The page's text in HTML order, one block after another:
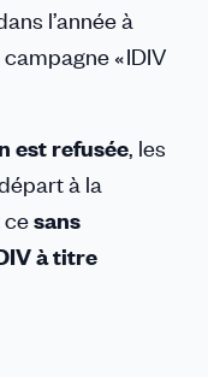
l’année à
« IDIV
est refusée, les
à la
sans
à titre